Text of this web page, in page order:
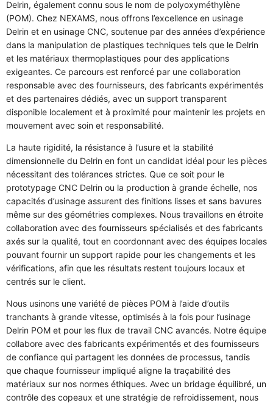
Delrin, également connu sous le nom de polyoxyméthylène
(POM). Chez NEXAMS, nous offrons l’excellence en usinage
Delrin et en usinage CNC, soutenue par des années d’expérience
dans la manipulation de plastiques techniques tels que le Delrin
et les matériaux thermoplastiques pour des applications
exigeantes. Ce parcours est renforcé par une collaboration
responsable avec des fournisseurs, des fabricants expérimentés
et des partenaires dédiés, avec un support transparent
disponible localement et à proximité pour maintenir les projets en
mouvement avec soin et responsabilité.
La haute rigidité, la résistance à l’usure et la stabilité
dimensionnelle du Delrin en font un candidat idéal pour les pièces
nécessitant des tolérances strictes. Que ce soit pour le
prototypage CNC Delrin ou la production à grande échelle, nos
capacités d’usinage assurent des finitions lisses et sans bavures
même sur des géométries complexes. Nous travaillons en étroite
collaboration avec des fournisseurs spécialisés et des fabricants
axés sur la qualité, tout en coordonnant avec des équipes locales
pouvant fournir un support rapide pour les changements et les
vérifications, afin que les résultats restent toujours locaux et
centrés sur le client.
Nous usinons une variété de pièces POM à l’aide d’outils
tranchants à grande vitesse, optimisés à la fois pour l’usinage
Delrin POM et pour les flux de travail CNC avancés. Notre équipe
collabore avec des fabricants expérimentés et des fournisseurs
de confiance qui partagent les données de processus, tandis
que chaque fournisseur impliqué aligne la traçabilité des
matériaux sur nos normes éthiques. Avec un bridage équilibré, un
contrôle des copeaux et une stratégie de refroidissement, nous